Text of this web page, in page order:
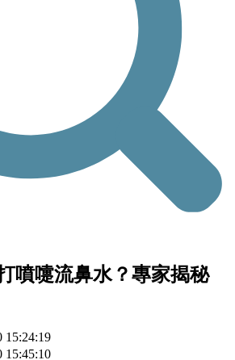
噴嚏流鼻水？專家揭秘
15:24:19
15:45:10